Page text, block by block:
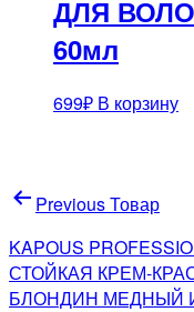
ДЛЯ
60мл
699₽ В корзину
Навигация
по
записям
Previous Товар
KAPOUS
СТОЙКАЯ КРЕМ-
БЛОНДИН МЕДНЫЙ